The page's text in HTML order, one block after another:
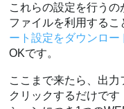
これらの設定を行う
ファイルを利用するこ
ート設定をダウンロー
OKです。
ここまで来たら、出
クリックするだけで